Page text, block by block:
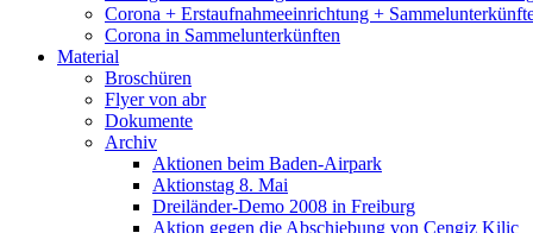
Corona + Erstaufnahmeeinrichtung +
Corona in Sammelunterkünften
Material
Broschüren
Flyer von abr
Dokumente
Archiv
Aktionen beim Baden-Airpark
Aktionstag 8. Mai
Dreiländer-Demo 2008 in Freiburg
Aktion gegen die Abschiebung von Cengiz Kilic